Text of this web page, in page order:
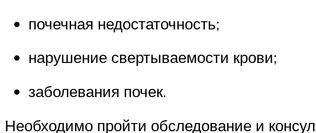
почечная недостаточность;
нарушение свертываемости крови;
заболевания почек.
Необходимо пройти обследование и